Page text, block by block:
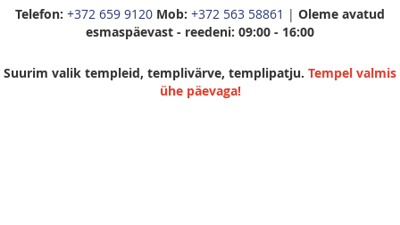
Telefon: +372 659 9120 Mob: +372 563 58861 | Oleme avatud
esmaspäevast - reedeni: 09:00 - 16:00
Suurim valik templeid, templivärve, templipatju. Tempel valmis
ühe päevaga!